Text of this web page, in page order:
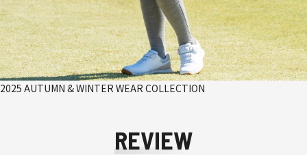
2025 AUTUMN & WINTER WEAR COLLECTION
REVIEW